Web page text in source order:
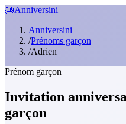
🎂Anniversini|
Anniversini
/Prénoms garçon
/Adrien
Prénom garçon
Invitation
garçon